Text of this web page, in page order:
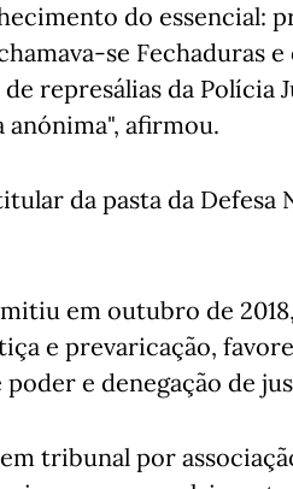
do essencial:
se Fechaduras
represálias da Polícia
anónima", afirmou.
da pasta da Defesa
em outubro de
e prevaricação,
e denegação de
tribunal por